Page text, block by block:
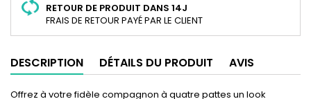
RETOUR DE PRODUIT DANS 14J
FRAIS DE RETOUR PAYÉ PAR LE CLIENT
DESCRIPTION DÉTAILS DU PRODUIT AVIS
Offrez à votre fidèle compagnon à quatre pattes un look